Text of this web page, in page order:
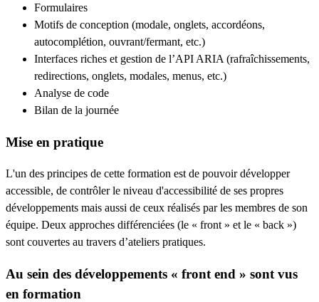
Formulaires
Motifs de conception (modale, onglets, accordéons,
autocomplétion, ouvrant/fermant, etc.)
Interfaces riches et gestion de l’API ARIA (rafraîchissements,
redirections, onglets, modales, menus, etc.)
Analyse de code
Bilan de la journée
Mise en pratique
L'un des principes de cette formation est de pouvoir développer
accessible, de contrôler le niveau d'accessibilité de ses propres
développements mais aussi de ceux réalisés par les membres de son
équipe. Deux approches différenciées (le « front » et le « back »)
sont couvertes au travers d’ateliers pratiques.
Au sein des développements « front end » sont vus
en formation